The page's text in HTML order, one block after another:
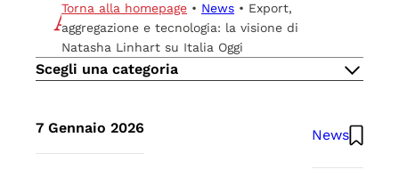
IL METODO
IMPEGNO
CARRIERE
CONTATTI
Torna alla homepage • News • Export,
aggregazione e tecnologia: la visione di
Natasha Linhart su Italia Oggi
Scegli una categoria
7 Gennaio 2026 News